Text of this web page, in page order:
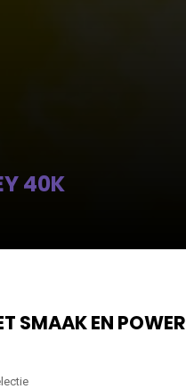
40K
SMAAK EN POWER